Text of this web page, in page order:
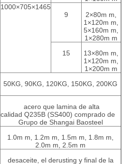
1000×705×1465
9
2×80m m,
1×120m m,
5×160m m,
1×280m m
15
13×80m m,
1×120m m,
1×200m m
50KG, 90KG, 120KG, 150KG, 200KG
acero que lamina de alta
calidad Q235B (SS400) comprado de
Grupo de Shangai Baosteel
1.0m m, 1.2m m, 1.5m m, 1.8m m,
2.0m m, 2.5m m
desaceite, el derusting y final de la